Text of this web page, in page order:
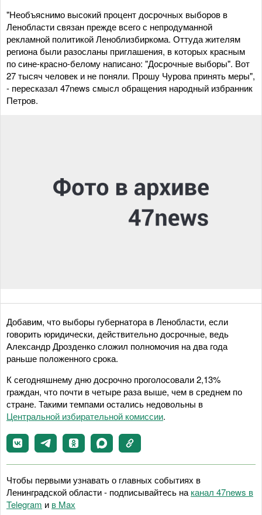
"Необъяснимо высокий процент досрочных выборов в
Ленобласти связан прежде всего с непродуманной
рекламной политикой Леноблизбиркома. Оттуда жителям
региона были разосланы приглашения, в которых красным
по сине-красно-белому написано: "Досрочные выборы". Вот
27 тысяч человек и не поняли. Прошу Чурова принять меры",
- пересказал 47news смысл обращения народный избранник
Петров.
Добавим, что выборы губернатора в Ленобласти, если
говорить юридически, действительно досрочные, ведь
Александр Дрозденко сложил полномочия на два года
раньше положенного срока.
К сегодняшнему дню досрочно проголосовали 2,13%
граждан, что почти в четыре раза выше, чем в среднем по
стране. Такими темпами остались недовольны в
Центральной избирательной комиссии.
Чтобы первыми узнавать о главных событиях в
Ленинградской области - подписывайтесь на канал 47news в
Telegram и в Maх